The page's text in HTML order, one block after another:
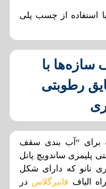
با
رطوبتی
برای “آب‌ بندی سقف
پلیمری ساندویچ پانل
نانو که دارای شکل
الیاف فایبرگلاس در